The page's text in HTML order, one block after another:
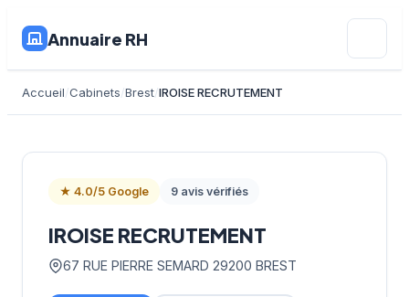
Annuaire RH
Accueil Cabinets Brest IROISE RECRUTEMENT
★ 4.0/5 Google 9 avis vérifiés
IROISE RECRUTEMENT
67 RUE PIERRE SEMARD 29200 BREST